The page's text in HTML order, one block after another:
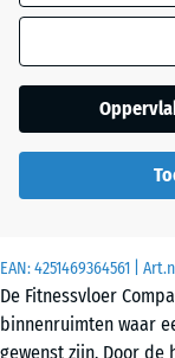
EAN:4251469364561 |
De Fitnessvloer
binnenruimten waar
gewenst zijn. Door de
Licht Grijs
Gespeckeld
gebruikt voor de
(tenzij anders
aangegeven in de
productgegevens).
×
×
0,8
cm